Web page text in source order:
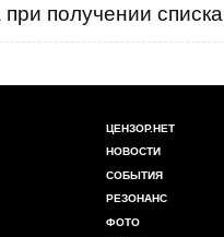
получении
ЦЕНЗОР.НЕТ
НОВОСТИ
СОБЫТИЯ
РЕЗОНАНС
ФОТО